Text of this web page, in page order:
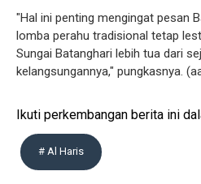
"Hal ini penting mengingat pesan
lomba perahu tradisional tetap
Sungai Batanghari lebih tua dari
kelangsungannya," pungkasnya.
Ikuti perkembangan berita ini
# Al Haris